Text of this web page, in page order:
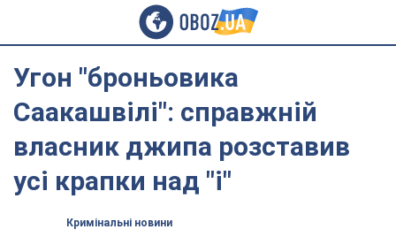
Угон "броньовика
Саакашвілі": справжній
власник джипа розставив
усі крапки над "і"
Кримінальні новини